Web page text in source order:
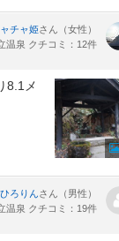
チャ姫さん（女性）
温泉 クチコミ：12件
8.1メ
ひろりんさん（男性）
温泉 クチコミ：19件